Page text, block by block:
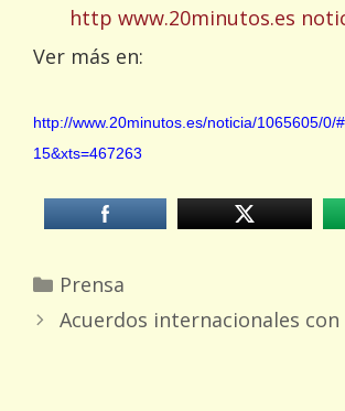
Ver más en:
http://www.20minutos.es/noticia/1065605/0/
15&xts=467263
Categorías
Prensa
Acuerdos internacionales con